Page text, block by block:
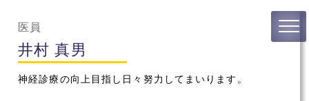
医員
井村 真男
神経診療の向上目指し日々努力してまいります。